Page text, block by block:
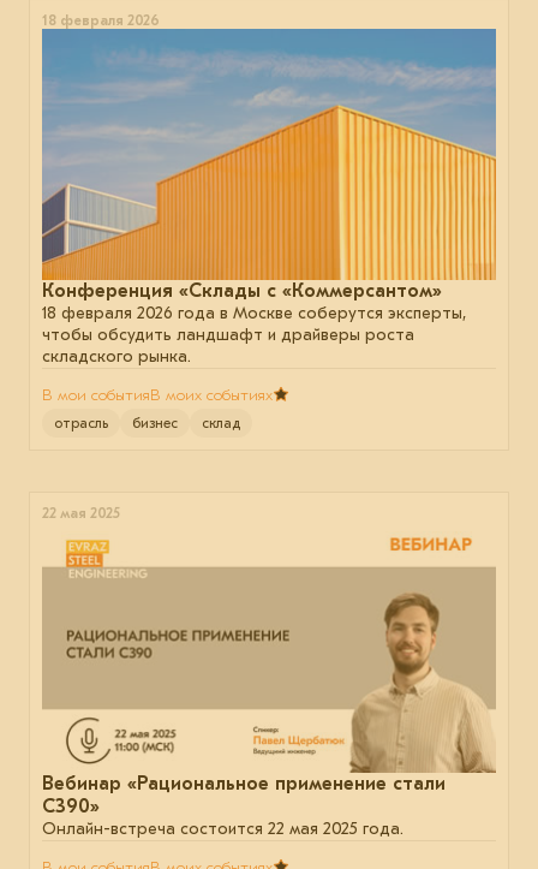
18 февраля 2026
Конференция «Склады с «Коммерсантом»
18 февраля 2026 года в Москве соберутся эксперты,
чтобы обсудить ландшафт и драйверы роста
складского рынка.
В мои событияВ моих событиях
отрасль бизнес склад
22 мая 2025
Вебинар «Рациональное применение стали
С390»
Онлайн-встреча состоится 22 мая 2025 года.